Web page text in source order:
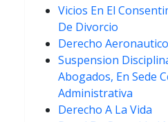
Vicios En El
De Divorcio
Derecho Aeronautico
Suspension
Abogados, En Sede
Administrativa
Derecho A La Vida